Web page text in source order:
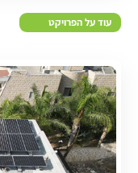
עוד על הפרויקט